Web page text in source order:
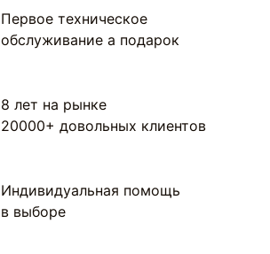
Первое техническое
обслуживание а подарок
8 лет на рынке
20000+ довольных клиентов
Индивидуальная помощь
в выборе